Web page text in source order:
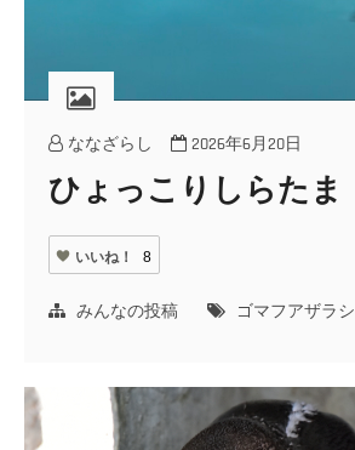
ななざらし 2026年6月20日
ひょっこりしらたま
いいね！ 8
みんなの投稿 ゴマフアザラシ